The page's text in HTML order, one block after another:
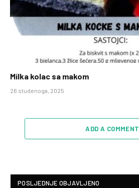
Milka kolac sa makom
26 studenoga, 2025
ADD A COMMENT
POSLJEDNJE OBJAVLJENO